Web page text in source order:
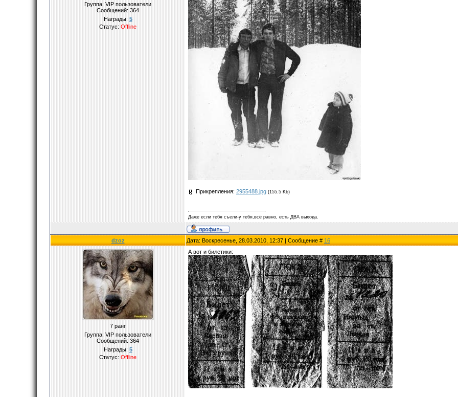
Группа: VIP пользователи
Сообщений: 364
Награды: 5
Статус: Offline
Прикрепления: 2955488.jpg (155.5 Kb)
Даже если тебя съели-у тебя,всё равно, есть ДВА выхода.
dzoz Дата: Воскресенье, 28.03.2010, 12:37 | Сообщение # 16
7 ранг
Группа: VIP пользователи
Сообщений: 364
Награды: 5
Статус: Offline
А вот и билетики: